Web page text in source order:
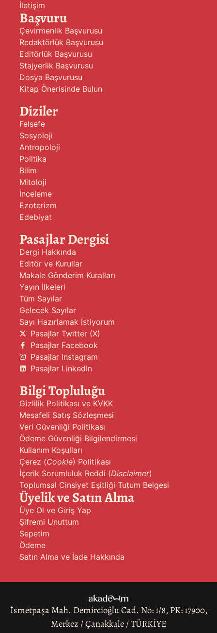
İletişim
Başvuru
Çevirmenlik Başvurusu
Redaktörlük Başvurusu
Editörlük Başvurusu
Stajyerlik Başvurusu
Dosya Başvurusu
Kitap Önerisinde Bulun
Diziler
Felsefe
Sosyoloji
Antropoloji
Politika
Bilim
Mitoloji
İnceleme
Ezoterizm
Edebiyat
Pasajlar Dergisi
Dergi Hakkında
Editör ve Kurullar
Makale Gönderim Kuralları
Yayın İlkeleri
Tüm Sayılar
Gelecek Sayılar
Sayı Hazırlamak İstiyorum
Pasajlar Twitter (X)
Pasajlar Facebook
Pasajlar Instagram
Pasajlar LinkedIn
Bilgi Topluluğu
Gizlilik Politikası ve KVKK
Mesafeli Satış Sözleşmesi
Veri Güvenliği Politikası
Ödeme Güvenliği Bilgilendirmesi
Kullanım Koşulları
Çerez (Cookie) Politikası
İçerik Sorumluluk Reddi (Disclaimer)
Toplumsal Cinsiyet Eşitliği Tutum Belgesi
Üyelik ve Satın Alma
Üye Ol ve Giriş Yap
Şifremi Unuttum
Sepetim
Ödeme
Satın Alma ve İade Hakkında
İsmetpaşa Mah. Demircioğlu Cad. No: 1/8, PK: 17900,
Merkez / Çanakkale / TÜRKİYE